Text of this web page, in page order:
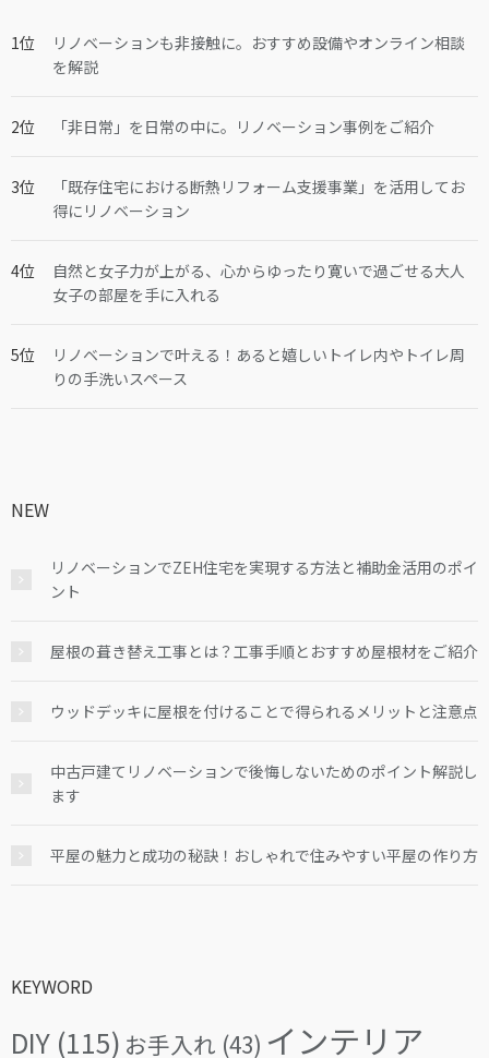
リノベーションも非接触に。おすすめ設備やオンライン相談
を解説
「非日常」を日常の中に。リノベーション事例をご紹介
「既存住宅における断熱リフォーム支援事業」を活用してお
得にリノベーション
自然と女子力が上がる、心からゆったり寛いで過ごせる大人
女子の部屋を手に入れる
リノベーションで叶える！あると嬉しいトイレ内やトイレ周
りの手洗いスペース
NEW
リノベーションでZEH住宅を実現する方法と補助金活用のポイ
ント
屋根の葺き替え工事とは？工事手順とおすすめ屋根材をご紹介
ウッドデッキに屋根を付けることで得られるメリットと注意点
中古戸建てリノベーションで後悔しないためのポイント解説し
ます
平屋の魅力と成功の秘訣！おしゃれで住みやすい平屋の作り方
KEYWORD
DIY (115) お手入れ (43) インテリア